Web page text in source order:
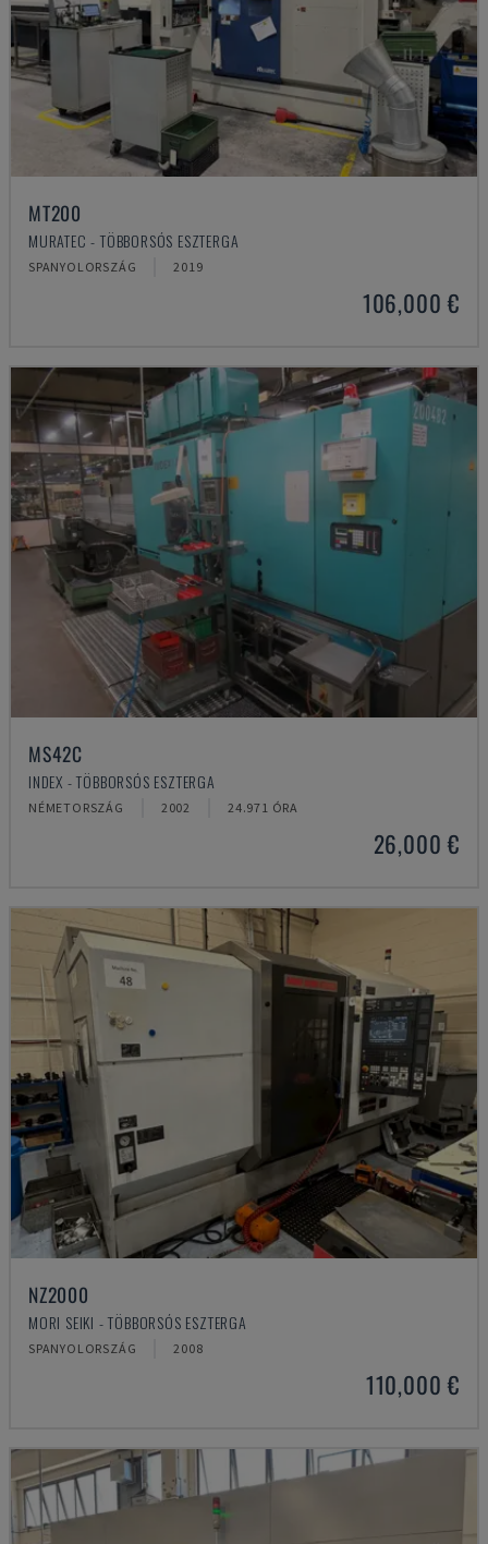
MT200
MURATEC - TÖBBORSÓS ESZTERGA
SPANYOLORSZÁG 2019
106,000 €
MS42C
INDEX - TÖBBORSÓS ESZTERGA
NÉMETORSZÁG 2002 24.971 ÓRA
26,000 €
NZ2000
MORI SEIKI - TÖBBORSÓS ESZTERGA
SPANYOLORSZÁG 2008
110,000 €